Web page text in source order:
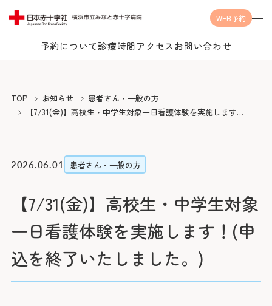
WEB予約
予約について診療時間アクセスお問い合わせ
当院について
当院についてTOP
みなとの思い
みなとの医療
受診案内
診療科・センター・部門
診療科
医療関係者の方へ
TOP お知らせ
患者さん・一般の方
【7/31(金)】高校生・中学生対象一日看護体験を実施します！
2026.06.01 患者さん・一般の方
【7/31(金)】高校生・中学生対象
一日看護体験を実施します！(申
込を終了いたしました。)